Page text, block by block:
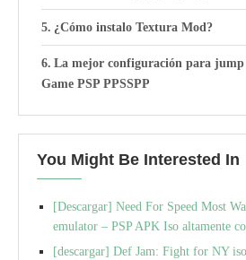
¿Cómo instalo Textura Mod?
La mejor configuración para
Game PSP PPSSPP
You Might Be Interested In
[Descargar] Need For Speed Most
emulator – PSP APK Iso altamente
[descargar] Def Jam: Fight for NY